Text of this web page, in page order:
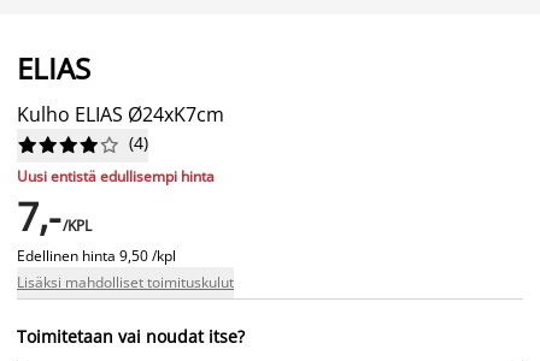
ELIAS
Kulho ELIAS Ø24xK7cm





 (4)
Uusi entistä edullisempi hinta
7,-/KPL
Edellinen hinta 9,50 /kpl
Lisäksi mahdolliset toimituskulut
Toimitetaan vai noudat itse?